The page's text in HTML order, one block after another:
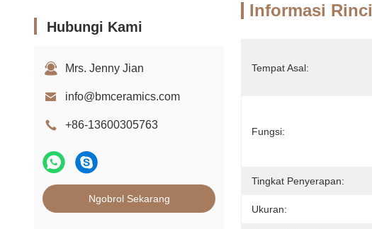
Hubungi Kami
Mrs. Jenny Jian
info@bmceramics.com
+86-13600305763
Ngobrol Sekarang
Informasi Rinci
Tempat Asal:
Fungsi:
Tingkat Penyerapan:
Ukuran: